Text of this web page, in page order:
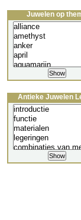
Juwelen op
Antieke Juwelen